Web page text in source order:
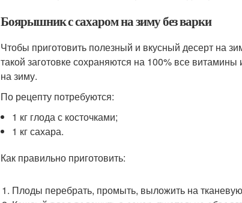
Боярышник с сахаром на зиму без варки
Чтобы приготовить полезный и вкусный десерт на
такой заготовке сохраняются на 100% все
на зиму.
По рецепту потребуются:
1 кг глода с косточками;
1 кг сахара.
Как правильно приготовить:
Плоды перебрать, промыть, выложить на